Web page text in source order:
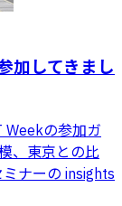
加してきまし
の参加ガ
、東京との比
ナーの insights